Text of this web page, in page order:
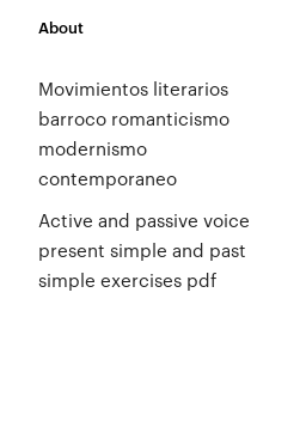
About
Movimientos literarios
barroco romanticismo
modernismo
contemporaneo
Active and passive voice
present simple and past
simple exercises pdf